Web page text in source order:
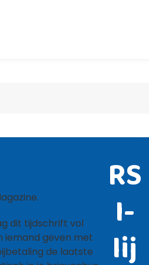
dit tijdschrift vol
iemand geven met
de laatste
RS
I-
lij